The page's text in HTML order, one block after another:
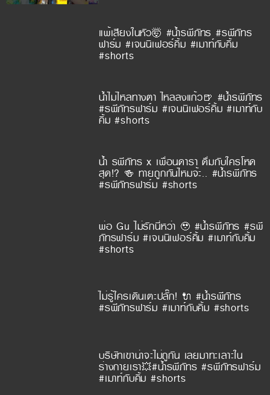
แพ้เสียงในหัว🤯 #น้ำรพีภัทร #รพีภัทร
ฟาร์ม #เจนนิเฟอร์คิ้ม #เมาท์กับคิ้ม
#shorts
น้ำไม่ไหลทางตา ไหลลงแก้ว🍺 #น้ำรพีภัทร
#รพีภัทรฟาร์ม #เจนนิเฟอร์คิ้ม #เมาท์กับ
คิ้ม #shorts
น้ำ รพีภัทร x เพื่อนดารา ดื่มกับใครโหด
สุด!? 🍻 ทายถูกกันไหมจ้ะ.. #น้ำรพีภัทร
#รพีภัทรฟาร์ม #shorts
พ่อ Gu ไม่รักนี่หว่า 🥹 #น้ำรพีภัทร #รพี
ภัทรฟาร์ม #เจนนิเฟอร์คิ้ม #เมาท์กับคิ้ม
#shorts
ไม่รู้ใครเดินเตะปลั๊ก! 🔌 #น้ำรพีภัทร
#รพีภัทรฟาร์ม #เมาท์กับคิ้ม #shorts
บริษัทเขาน่าจะไม่ถูกัน เลยมาทะเลาะใน
ร่างกายเรา💥#น้ำรพีภัทร #รพีภัทรฟาร์ม
#เมาท์กับคิ้ม #shorts